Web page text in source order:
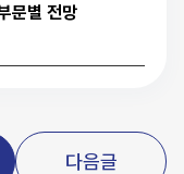
문별 전망
다음글